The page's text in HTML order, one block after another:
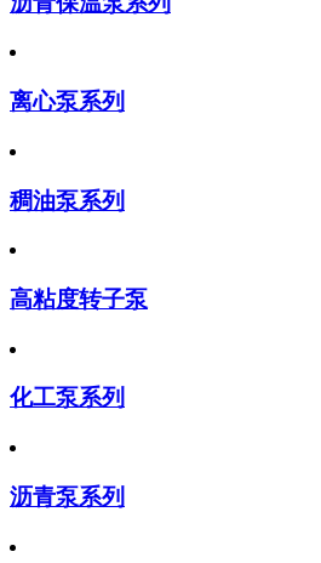
离心泵系列
稠油泵系列
高粘度转子泵
化工泵系列
沥青泵系列